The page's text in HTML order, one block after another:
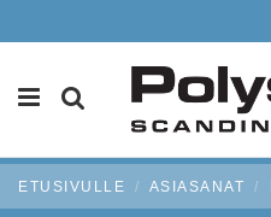
ETUSIVULLE ASIASANAT